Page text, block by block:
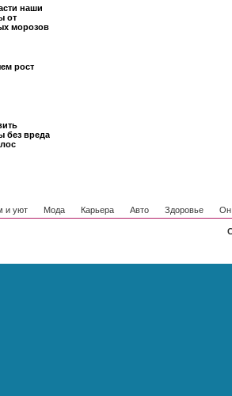
наши
от
морозов
рост
без вреда
и уют Мода Карьера Авто Здоровье Он